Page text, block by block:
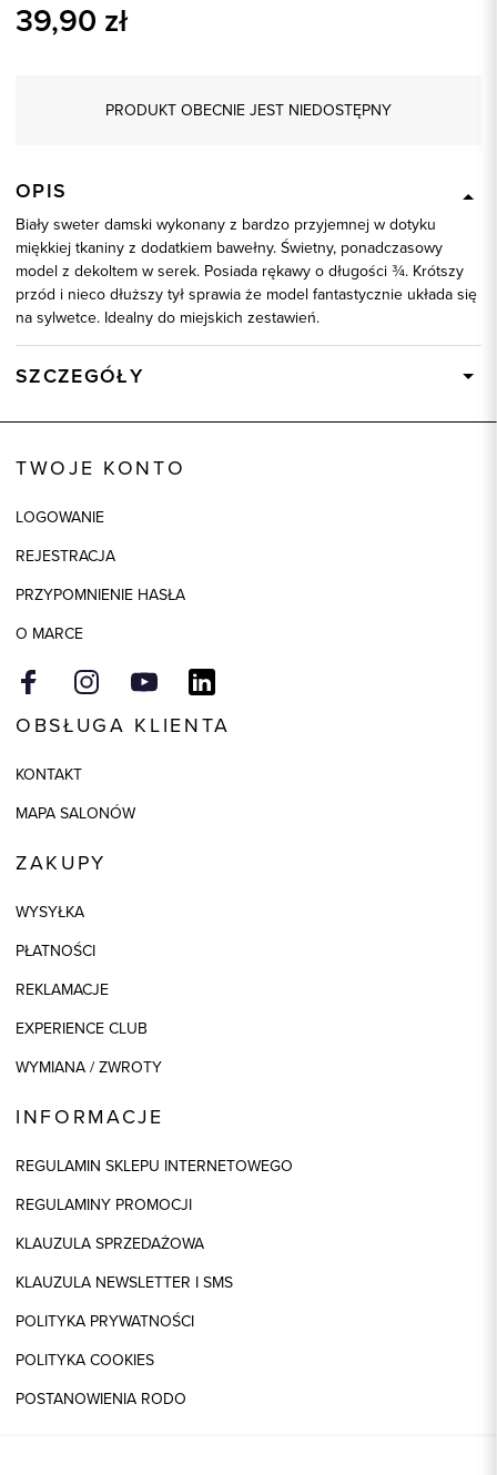
39,90 zł
PRODUKT OBECNIE JEST NIEDOSTĘPNY
OPIS
Biały sweter damski wykonany z bardzo przyjemnej w dotyku
miękkiej tkaniny z dodatkiem bawełny. Świetny, ponadczasowy
model z dekoltem w serek. Posiada rękawy o długości ¾. Krótszy
przód i nieco dłuższy tył sprawia że model fantastycznie układa się
na sylwetce. Idealny do miejskich zestawień.
SZCZEGÓŁY
Skład tkaniny
Model
TWOJE KONTO
LOGOWANIE
REJESTRACJA
PRZYPOMNIENIE HASŁA
O MARCE
OBSŁUGA KLIENTA
KONTAKT
MAPA SALONÓW
ZAKUPY
WYSYŁKA
PŁATNOŚCI
REKLAMACJE
EXPERIENCE CLUB
WYMIANA / ZWROTY
INFORMACJE
REGULAMIN SKLEPU INTERNETOWEGO
REGULAMINY PROMOCJI
KLAUZULA SPRZEDAŻOWA
KLAUZULA NEWSLETTER I SMS
POLITYKA PRYWATNOŚCI
POLITYKA COOKIES
POSTANOWIENIA RODO